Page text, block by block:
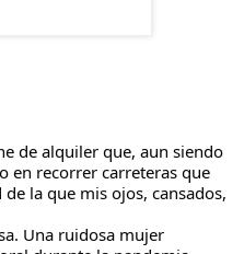
de alquiler que, aun siendo
en recorrer carreteras que
la que mis ojos, cansados,
Una ruidosa mujer